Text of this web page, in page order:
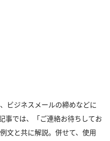
ビジネスメールの締めなどに
事では、「ご連絡お待ちしてお
文と共に解説。併せて、使用